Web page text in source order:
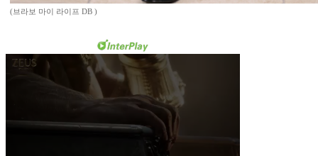
(브라보 마이 라이프 DB )